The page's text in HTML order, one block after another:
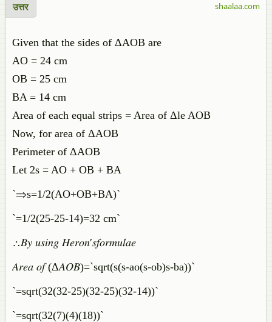
उत्तर
Given that the sides of ΔAOB are
AO = 24 cm
OB = 25 cm
BA = 14 cm
Area of each equal strips = Area of Δle AOB
Now, for area of ΔAOB
Perimeter of ΔAOB
Let 2s = AO + OB + BA
`⇒s=1/2(AO+OB+BA)`
`=1/2(25-25-14)=32 cm`
∴𝐵𝑦 𝑢𝑠𝑖𝑛𝑔 𝐻𝑒𝑟𝑜𝑛′𝑠𝑓𝑜𝑟𝑚𝑢𝑙𝑎𝑒
𝐴𝑟𝑒𝑎 𝑜𝑓 (Δ𝐴𝑂𝐵)=`sqrt(s(s-ao(s-ob)s-ba))`
`=sqrt(32(32-25)(32-25)(32-14))`
`=sqrt(32(7)(4)(18))`
shaalaa.com